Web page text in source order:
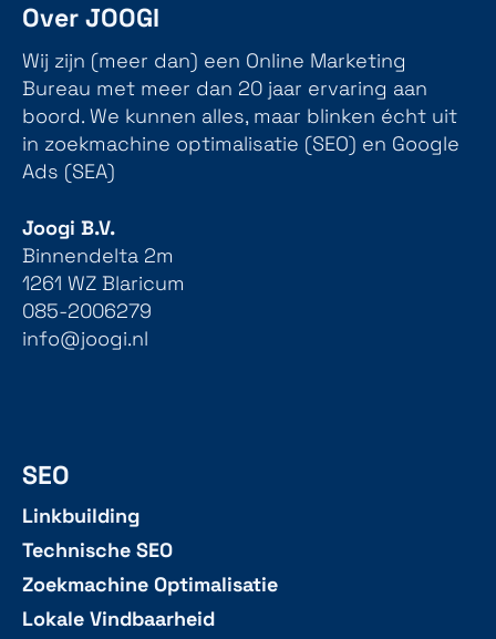
Over JOOGI
Wij zijn (meer dan) een Online Marketing
Bureau met meer dan 20 jaar ervaring aan
boord. We kunnen alles, maar blinken écht uit
in zoekmachine optimalisatie (SEO) en Google
Ads (SEA)
Joogi B.V.
Binnendelta 2m
1261 WZ Blaricum
085-2006279
info@joogi.nl
SEO
Linkbuilding
Technische SEO
Zoekmachine Optimalisatie
Lokale Vindbaarheid